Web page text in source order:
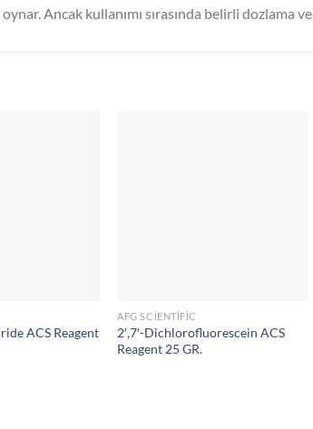
Ancak kullanımı sırasında belirli dozlama
ACS Reagent
AFG SCIENTIFIC
2′,7′-Dichlorofluorescein ACS
Reagent 25 GR.